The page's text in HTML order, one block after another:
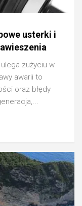
usterki i
zużyciu w
awarii to
oraz błędy